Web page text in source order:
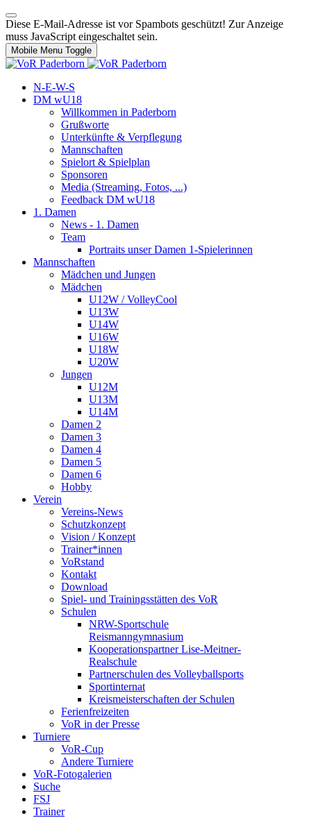
Diese E-Mail-Adresse ist vor Spambots geschützt! Zur Anzeige
muss JavaScript eingeschaltet sein.
Mobile Menu Toggle
N-E-W-S
DM wU18
Willkommen in Paderborn
Grußworte
Unterkünfte & Verpflegung
Mannschaften
Spielort & Spielplan
Sponsoren
Media (Streaming, Fotos, ...)
Feedback DM wU18
1. Damen
News - 1. Damen
Team
Portraits unser Damen 1-Spielerinnen
Mannschaften
Mädchen und Jungen
Mädchen
U12W / VolleyCool
U13W
U14W
U16W
U18W
U20W
Jungen
U12M
U13M
U14M
Damen 2
Damen 3
Damen 4
Damen 5
Damen 6
Hobby
Verein
Vereins-News
Schutzkonzept
Vision / Konzept
Trainer*innen
VoRstand
Kontakt
Download
Spiel- und Trainingsstätten des VoR
Schulen
NRW-Sportschule
Reismanngymnasium
Kooperationspartner Lise-Meitner-
Realschule
Partnerschulen des Volleyballsports
Sportinternat
Kreismeisterschaften der Schulen
Ferienfreizeiten
VoR in der Presse
Turniere
VoR-Cup
Andere Turniere
VoR-Fotogalerien
Suche
FSJ
Trainer